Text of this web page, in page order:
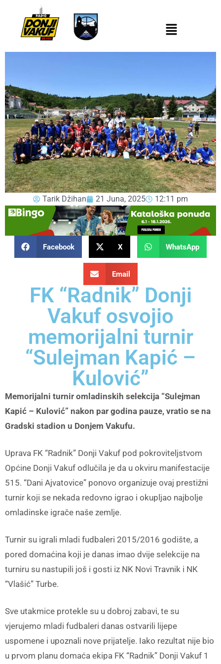
Tarik Džihan 21 Juna, 2025 12:11 pm
Facebook X WhatsApp
Email
FK “Radnik” Donji
Vakuf osvojio
memorijalni turnir
“Sulejman Kapić –
Kulović”
Memorijalni turnir omladinskih selekcija “Sulejman
Kapić – Kulović” nakon par godina pauze, vratio se na
Gradski stadion u Donjem Vakufu.
Uprava FK “Radnik” Donji Vakuf pod pokroviteljstvom
Općine Donji Vakuf odlučila je da u okviru manifestacije
515. “Dani Ajvatovice” ponovo organizuje ovaj prestižni
turnir koji se nekada redovno igrao i okupljao najbolje
omladinske igrače naše zemlje.
Turnir su igrali mladi fudbaleri 2015/2016 godište, a
pored domaćina koji je danas imao dvije selekcije na
turniru su nastupili još i gosti iz NK Novi Travnik i NK
“Vlašić” Turbe.
Sve utakmice protekle su u dobroj zabavi, te su
vjerujemo mladi fudbaleri danas ostvarili lijepe
uspomene i upoznali nove prijatelje. Iako rezultat nije bio
u prvom planu domaća ekipa FK “Radnik” Donji Vakuf 1